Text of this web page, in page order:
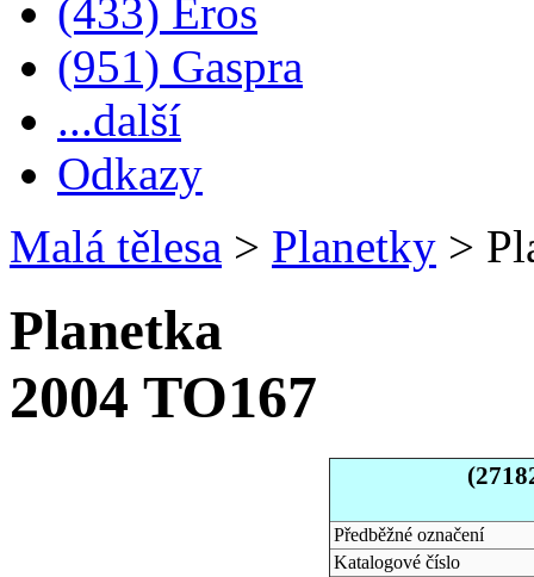
(433) Eros
(951) Gaspra
...další
Odkazy
Malá tělesa > Planetky >
Planetka
2004 TO167
Předběžné označení
Katalogové číslo